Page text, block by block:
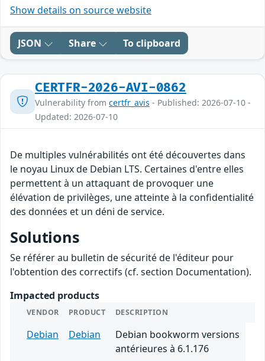
Show details on source website
JSON Share To clipboard
CERTFR-2026-AVI-0862
Vulnerability from certfr_avis - Published: 2026-07-10 -
Updated: 2026-07-10
De multiples vulnérabilités ont été découvertes dans
le noyau Linux de Debian LTS. Certaines d'entre elles
permettent à un attaquant de provoquer une
élévation de privilèges, une atteinte à la confidentialité
des données et un déni de service.
Solutions
Se référer au bulletin de sécurité de l'éditeur pour
l'obtention des correctifs (cf. section Documentation).
Impacted products
VENDOR PRODUCT DESCRIPTION
Debian Debian
Debian bookworm versions
antérieures à 6.1.176